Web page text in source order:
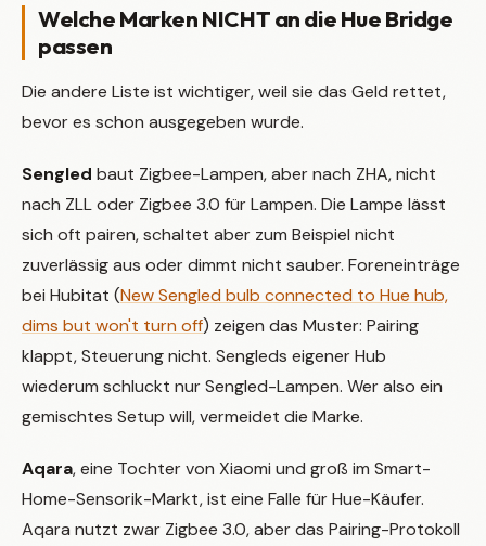
Welche Marken NICHT an die Hue Bridge
passen
Die andere Liste ist wichtiger, weil sie das Geld rettet,
bevor es schon ausgegeben wurde.
Sengled baut Zigbee-Lampen, aber nach ZHA, nicht
nach ZLL oder Zigbee 3.0 für Lampen. Die Lampe lässt
sich oft pairen, schaltet aber zum Beispiel nicht
zuverlässig aus oder dimmt nicht sauber. Foreneinträge
bei Hubitat (New Sengled bulb connected to Hue hub,
dims but won't turn off) zeigen das Muster: Pairing
klappt, Steuerung nicht. Sengleds eigener Hub
wiederum schluckt nur Sengled-Lampen. Wer also ein
gemischtes Setup will, vermeidet die Marke.
Aqara, eine Tochter von Xiaomi und groß im Smart-
Home-Sensorik-Markt, ist eine Falle für Hue-Käufer.
Aqara nutzt zwar Zigbee 3.0, aber das Pairing-Protokoll